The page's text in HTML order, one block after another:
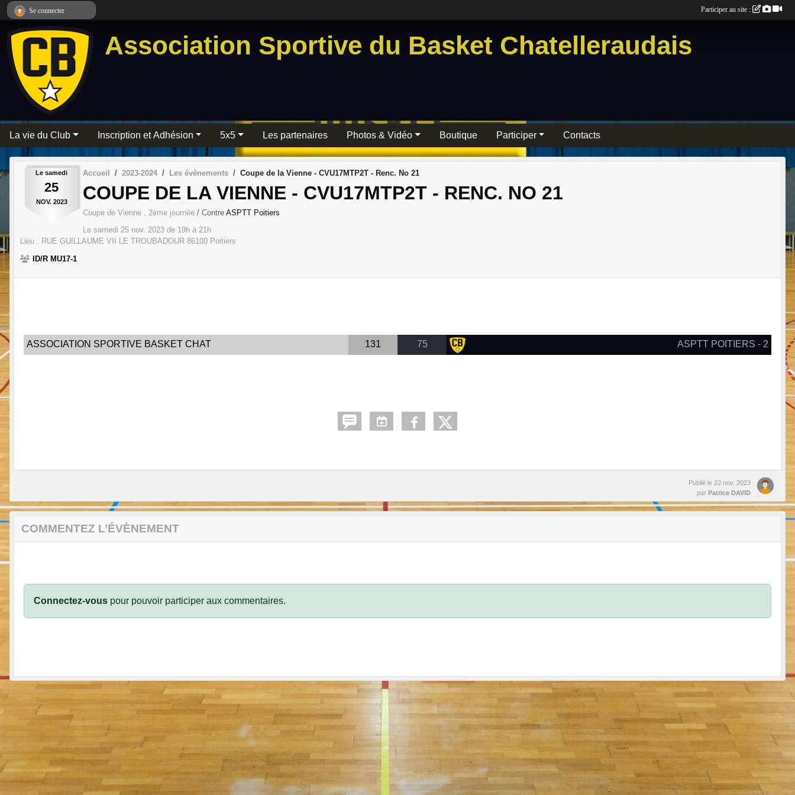
Association Sportive du Basket Chatelleraudais
La vie du Club Inscription et Adhésion 5x5 Les partenaires Photos & Vidéo Boutique Participer Contacts
Le samedi
25
NOV. 2023
Accueil 2023-2024 Les évènements Coupe de la Vienne - CVU17MTP2T - Renc. No 21
COUPE DE LA VIENNE - CVU17MTP2T - RENC. NO 21
Coupe de Vienne , 2ème journée / Contre ASPTT Poitiers
Le samedi 25 nov. 2023 de 19h à 21h
Lieu : RUE GUILLAUME VII LE TROUBADOUR 86100 Poitiers
ID/R MU17-1
ASSOCIATION SPORTIVE BASKET CHAT 131 75 ASPTT POITIERS - 2
Publié le 22 nov. 2023
par Patrice DAVID
COMMENTEZ L’ÉVÈNEMENT
Connectez-vous pour pouvoir participer aux commentaires.
Se connecter Participer au site :
Panneau de gestion des cookies